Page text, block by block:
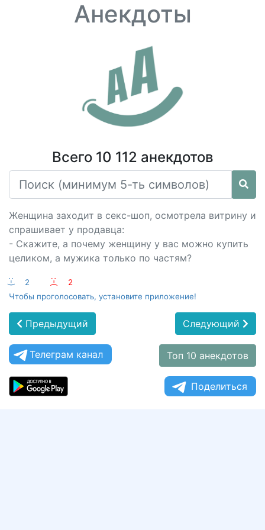
Анекдоты
Всего 10 112 анекдотов
Женщина заходит в секс-шоп, осмотрела витрину и
спрашивает у продавца:
- Скажите, а почему женщину у вас можно купить
целиком, а мужика только по частям?
:-) 2 :-(
2
Чтобы проголосовать, установите приложение!
Предыдущий Следующий
Телеграм канал Топ 10 анекдотов
Поделиться